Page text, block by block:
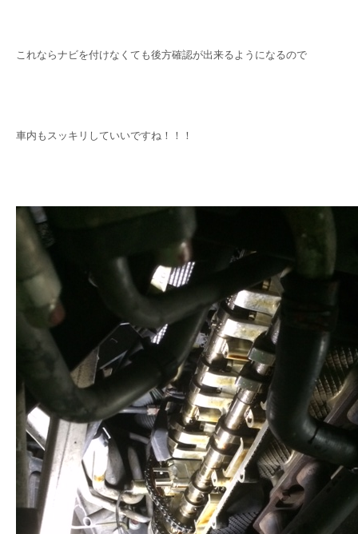
これならナビを付けなくても後方確認が出来るようになるので
車内もスッキリしていいですね！！！